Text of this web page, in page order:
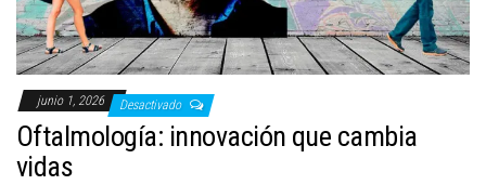
junio 1, 2026 Desactivado
Oftalmología: innovación que cambia
vidas